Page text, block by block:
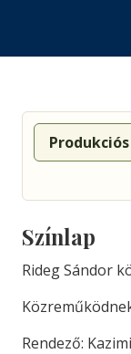
Színlap
Rideg Sándor
Rendező: